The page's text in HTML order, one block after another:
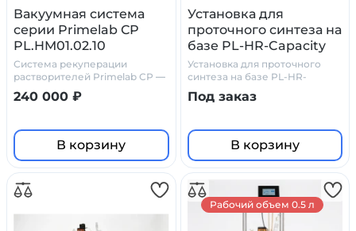
Вакуумная система
серии Primelab СР
PL.HM01.02.10
Система рекуперации
растворителей Primelab СР —
химически стойкое решение
для лабораторий
240 000 ₽
В корзину
Установка для
проточного синтеза на
базе PL-HR-Capacity
Установка для проточного
синтеза на базе PL-HR-
Capacity
Под заказ
В корзину
Рабочий объем 0.5 л